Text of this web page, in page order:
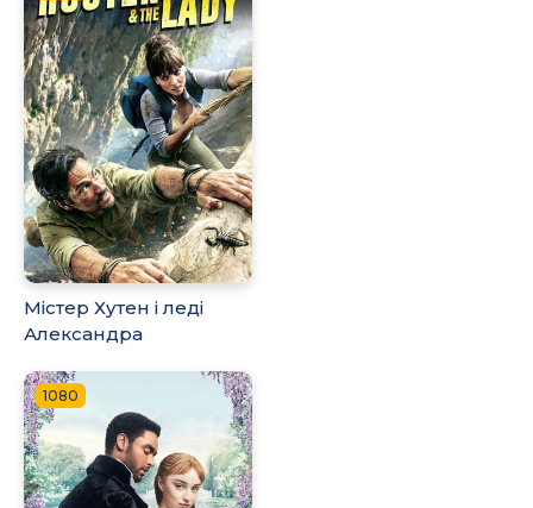
Містер Хутен і леді
Александра
1080